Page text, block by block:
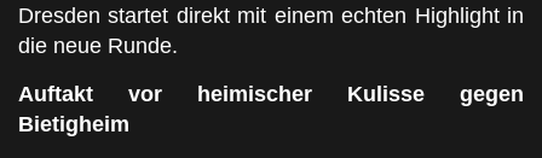
Dresden startet direkt mit einem echten Highlight in
die neue Runde.
Auftakt vor heimischer Kulisse gegen
Bietigheim